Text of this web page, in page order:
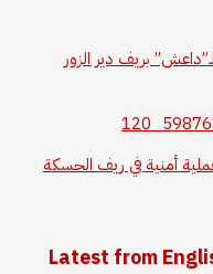
بريف دير الزور
أمنية في ريف الحسكة
Latest from